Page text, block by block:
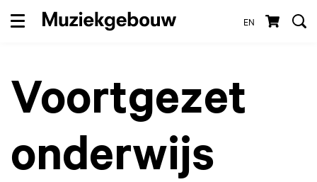
EN
Menu
Voortgezet
onderwijs